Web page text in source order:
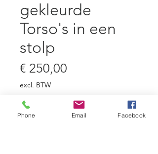
gekleurde
Torso's in een
stolp
€ 250,00
excl. BTW
Aantal
Phone Email Facebook